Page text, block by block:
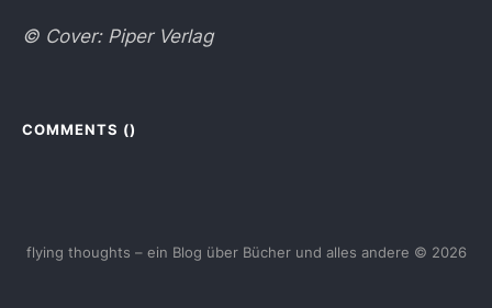
© Cover: Piper Verlag
COMMENTS ()
flying thoughts – ein Blog über Bücher und alles andere © 2026